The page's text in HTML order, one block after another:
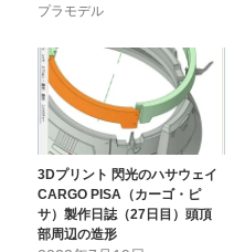
プラモデル
3Dプリント 閃光のハサウェイ
CARGO PISA（カーゴ・ピ
サ）製作日誌（27日目）頭頂
部周辺の造形